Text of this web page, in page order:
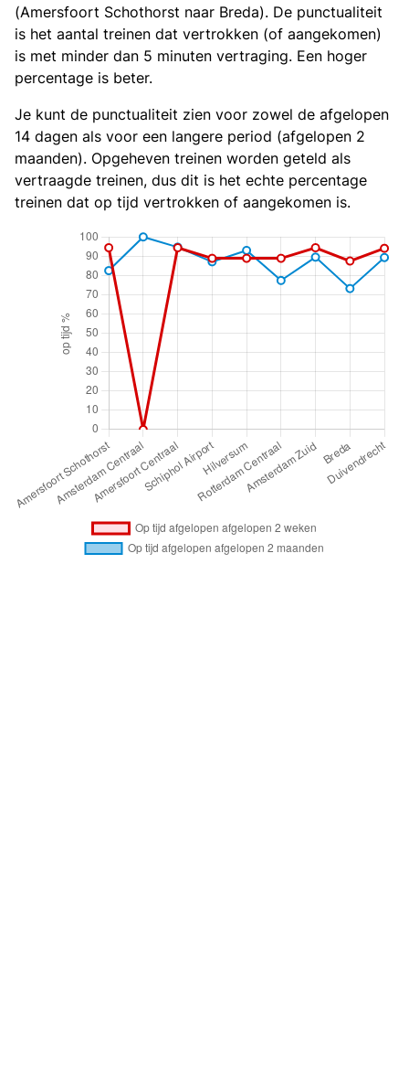
(Amersfoort Schothorst naar Breda). De punctualiteit
is het aantal treinen dat vertrokken (of aangekomen)
is met minder dan 5 minuten vertraging. Een hoger
percentage is beter.
Je kunt de punctualiteit zien voor zowel de afgelopen
14 dagen als voor een langere period (afgelopen 2
maanden). Opgeheven treinen worden geteld als
vertraagde treinen, dus dit is het echte percentage
treinen dat op tijd vertrokken of aangekomen is.